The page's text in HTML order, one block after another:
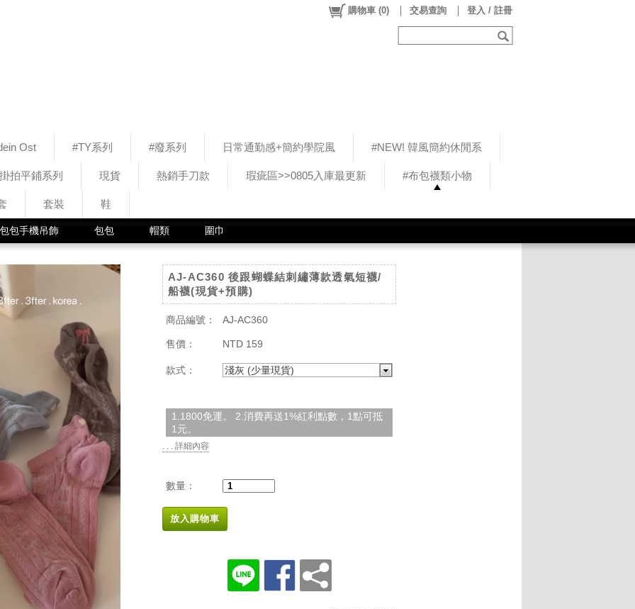
Ost #TY系列 #廢系列 日常通勤感+簡約學院風 #NEW! 韓風簡約休閒系
拍平鋪系列 現貨 熱銷手刀款 瑕疵區>>0805入庫最更新 #布包襪類小物
套裝 鞋
購物車 (0) 交易查詢 登入 / 註冊
包包手機吊飾 包包 帽類 圍巾
AJ-AC360 後跟蝴蝶結刺繡薄款透氣短襪/
船襪(現貨+預購)
商品編號： AJ-AC360
售價： NTD 159
款式： 淺灰 (少量現貨)
1.1800免運。 2.消費再送1%紅利點數，1點可抵
1元。
. . . 詳細內容
數量：
放入購物車